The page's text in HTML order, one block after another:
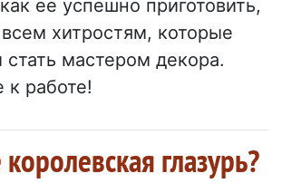
ее успешно приготовить,
хитростям, которые
стать мастером декора.
к работе!
глазурь?